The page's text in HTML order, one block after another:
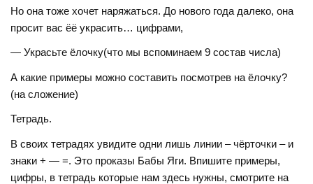
Но она тоже хочет наряжаться. До нового года далеко, она
просит вас ёё украсить… цифрами,
— Украсьте ёлочку(что мы вспоминаем 9 состав числа)
А какие примеры можно составить посмотрев на ёлочку?
(на сложение)
Тетрадь.
В своих тетрадях увидите одни лишь линии – чёрточки – и
знаки + — =. Это проказы Бабы Яги. Впишите примеры,
цифры, в тетрадь которые нам здесь нужны, смотрите на